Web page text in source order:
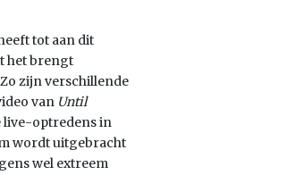
tot aan dit
het brengt
zijn verschillende
van Until
live-optredens in
wordt uitgebracht
wel extreem